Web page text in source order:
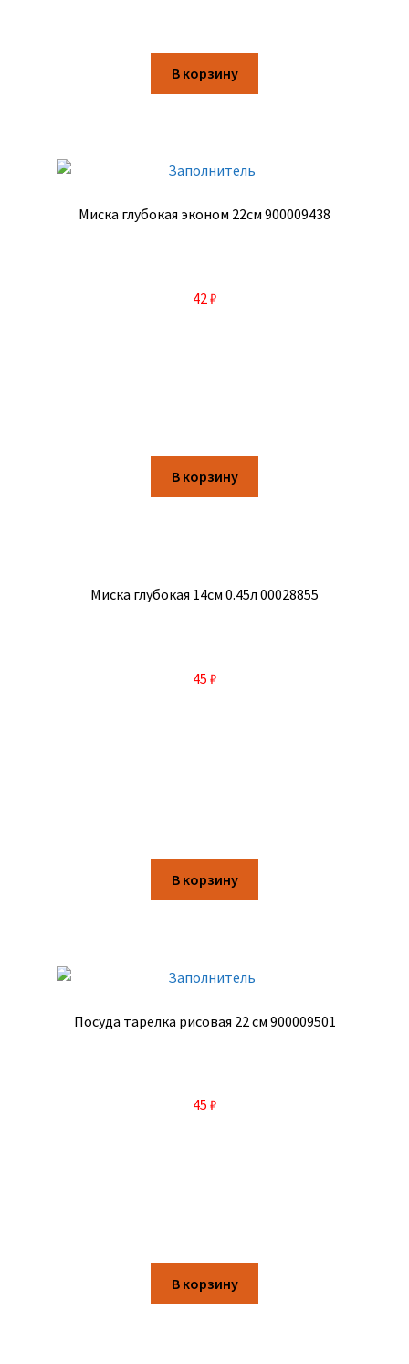
В корзину
Миска глубокая эконом 22см 900009438
42₽
В корзину
Миска глубокая 14см 0.45л 00028855
45 ₽
В корзину
Посуда тарелка рисовая 22 см 900009501
45 ₽
В корзину